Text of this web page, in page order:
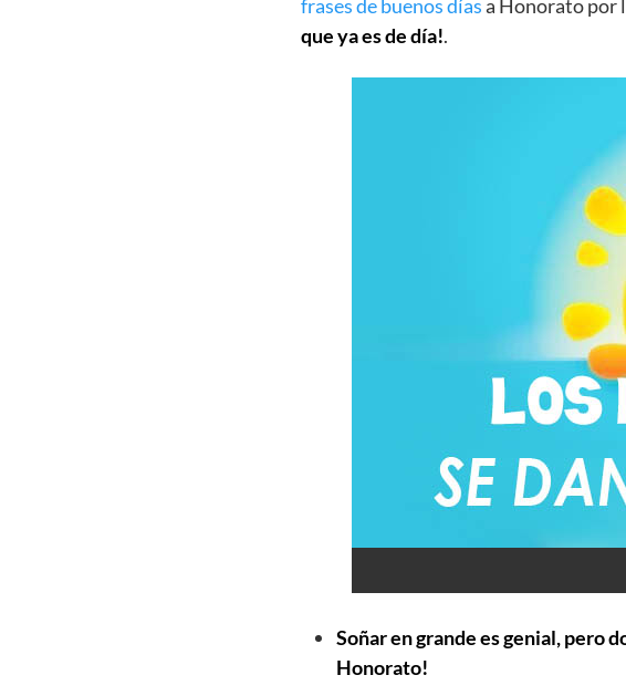
frases de buenos díasa Honorato por
que ya es de día!.
Soñar en grande es genial, pero
Honorato!